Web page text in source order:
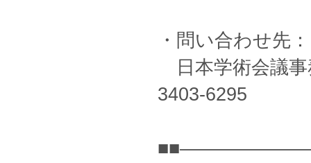
・問い合わせ先：
日本学術会議
3403-6295